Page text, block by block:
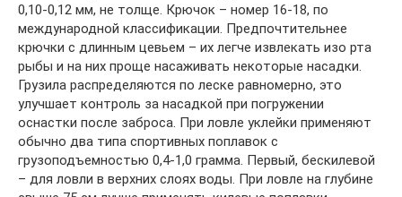
0,10-0,12 мм, не толще. Крючок – номер 16-18, по
международной классификации. Предпочтительнее
крючки с длинным цевьем – их легче извлекать изо рта
рыбы и на них проще насаживать некоторые насадки.
Грузила распределяются по леске равномерно, это
улучшает контроль за насадкой при погружении
оснастки после заброса. При ловле уклейки применяют
обычно два типа спортивных поплавок с
грузоподъемностью 0,4-1,0 грамма. Первый, бескилевой
– для ловли в верхних слоях воды. При ловле на глубине